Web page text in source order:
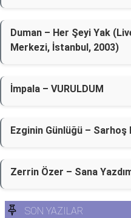
Duman – Her Şeyi Yak
Merkezi, İstanbul, 2003)
İmpala – VURULDUM
Ezginin Günlüğü – Sarhoş
Zerrin Özer – Sana
SON YAZILAR